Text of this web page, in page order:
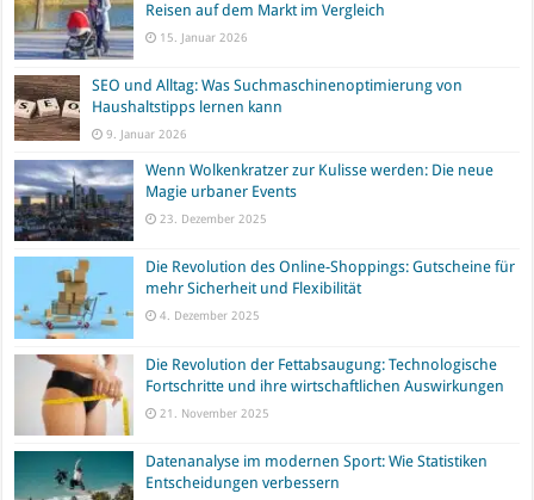
Reisen auf dem Markt im Vergleich
15. Januar 2026
SEO und Alltag: Was Suchmaschinenoptimierung von
Haushaltstipps lernen kann
9. Januar 2026
Wenn Wolkenkratzer zur Kulisse werden: Die neue
Magie urbaner Events
23. Dezember 2025
Die Revolution des Online-Shoppings: Gutscheine für
mehr Sicherheit und Flexibilität
4. Dezember 2025
Die Revolution der Fettabsaugung: Technologische
Fortschritte und ihre wirtschaftlichen Auswirkungen
21. November 2025
Datenanalyse im modernen Sport: Wie Statistiken
Entscheidungen verbessern